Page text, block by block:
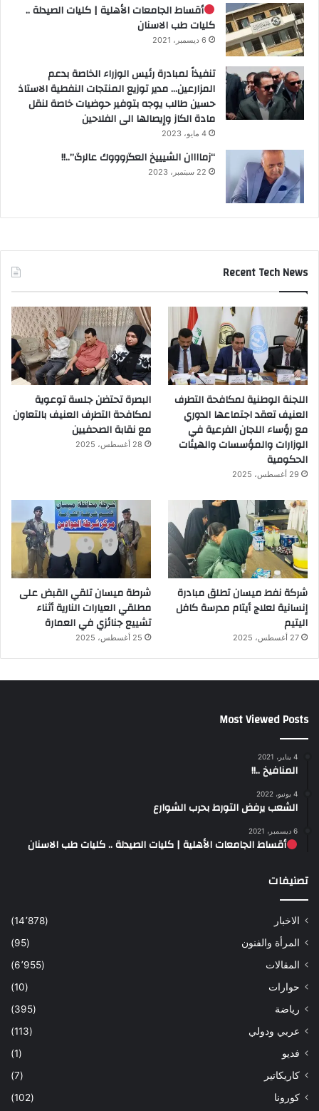
أقساط الجامعات الأهلية | كليات الصيدلة ..
كليات طب الاسنان
6 ديسمبر، 2021
تنفيذاً لمبادرة رئيس الوزراء الخاصة بدعم
المزارعين… مدير توزيع المنتجات النفطية الاستاذ
حسين طالب يوجه بتوفير حوضيات خاصة لنقل
مادة الكاز وإيصالها الى الفلاحين
4 مايو، 2023
“زماااان الشيييخ العگروووك عالرگ”..!!
22 سبتمبر، 2023
Recent Tech News
اللجنة الوطنية لمكافحة التطرف
العنيف تعقد اجتماعها الدوري
مع رؤساء اللجان الفرعية في
الوزارات والمؤسسات والهيئات
الحكومية
29 أغسطس، 2025
البصرة تحتضن جلسة توعوية
لمكافحة التطرف العنيف بالتعاون
مع نقابة الصحفيين
28 أغسطس، 2025
شركة نفط ميسان تطلق مبادرة
إنسانية لعلاج أيتام مدرسة كافل
اليتيم
27 أغسطس، 2025
شرطة ميسان تلقي القبض على
مطلقي العيارات النارية أثناء
تشييع جنائزي في العمارة
25 أغسطس، 2025
Most Viewed Posts
4 يناير، 2021
المنافيخ ..!!
4 يونيو، 2022
الشعب يرفض التورط بحرب الشوارع
6 ديسمبر، 2021
أقساط الجامعات الأهلية | كليات الصيدلة .. كليات طب الاسنان
تصنيفات
الاخبار
(14٬878)
المرأة والفنون
(95)
المقالات
(6٬955)
حوارات
(10)
رياضة
(395)
عربي ودولي
(113)
فديو
(1)
كاريكاتير
(7)
كورونا
(102)